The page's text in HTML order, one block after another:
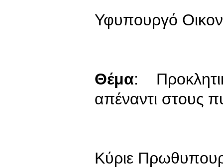
Υφυπουργό
Θέμα:
απέναντι στους
Κύριε